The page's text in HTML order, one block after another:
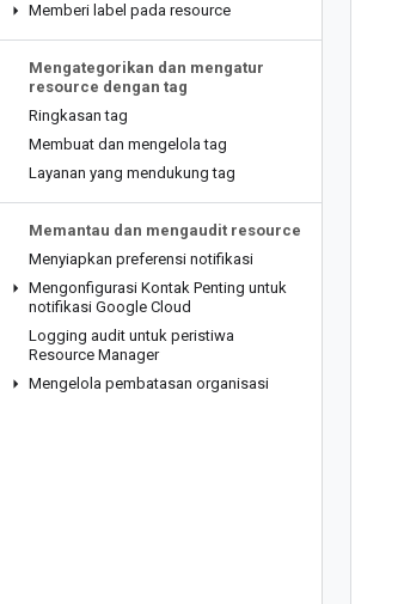
Memberi label pada resource
Mengategorikan dan mengatur
resource dengan tag
Ringkasan tag
Membuat dan mengelola tag
Layanan yang mendukung tag
Memantau dan mengaudit resource
Menyiapkan preferensi notifikasi
Mengonfigurasi Kontak Penting untuk
notifikasi Google Cloud
Logging audit untuk peristiwa
Resource Manager
Mengelola pembatasan organisasi